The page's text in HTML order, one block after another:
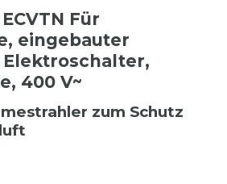
Für
eingebauter
400 V~
zum Schutz